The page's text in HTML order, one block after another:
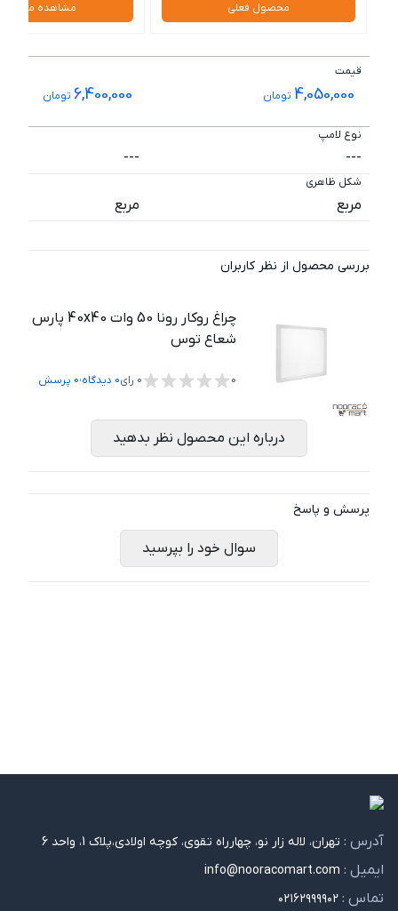
محصول فعلی مشاهده
قیمت
4,050,000 تومان 6,400,000 تومان
نوع لامپ
---
---
شکل ظاهری
مربع مربع
بررسی محصول از نظر کاربران
چراغ روکار رونا 50 وات 40x40 پارس
شعاع توس
0
0 رای0 دیدگاه،0 پرسش
درباره این محصول نظر بدهید
پرسش و پاسخ
سوال خود را بپرسید
آدرس : تهران، لاله زار نو، چهارراه تقوی، کوچه اولادی،پلاک 1، واحد 6
ایمیل : info@nooracomart.com
تماس : ۰۲۱۶۲۹۹۹۹۰۲